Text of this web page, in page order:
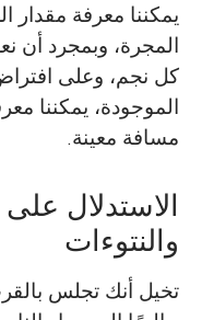
يمكننا معرفة مقدار
المجرة، وبمجرد أن
كل نجم، وعلى
الموجودة، يمكننا
مسافة معينة.
الاستدلال على
والنتوءات
تخيل أنك تجلس